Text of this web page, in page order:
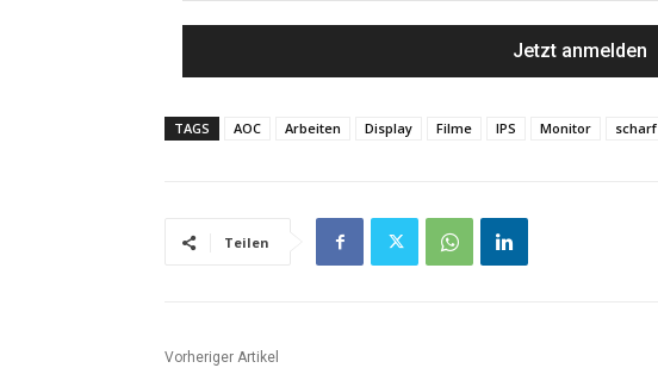
TAGS AOC Arbeiten Display Filme IPS Monitor scharf
Teilen
Vorheriger Artikel